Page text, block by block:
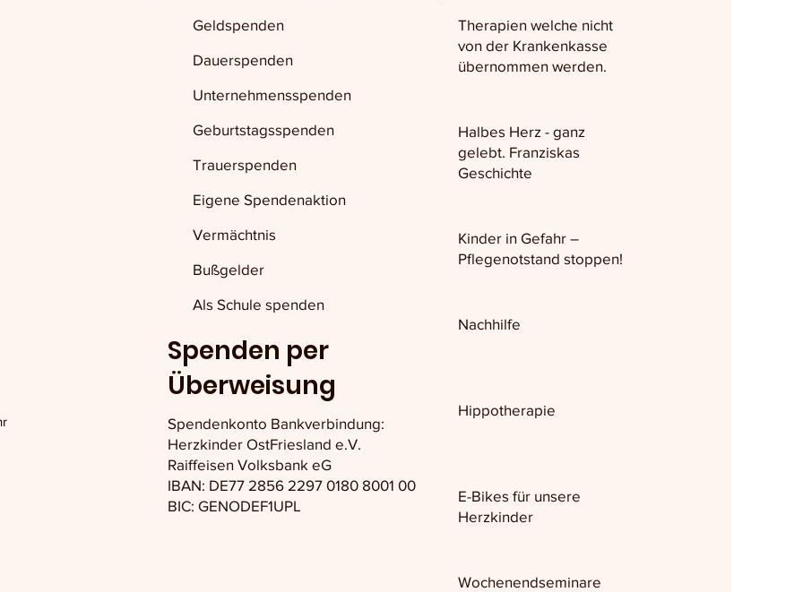
Geldspenden
Dauerspenden
Unternehmensspenden
Geburtstagsspenden
Trauerspenden
Eigene Spendenaktion
Vermächtnis
Bußgelder
Als Schule spenden
Spenden per
Überweisung
Spendenkonto Bankverbindung:
Herzkinder OstFriesland e.V.
Raiffeisen Volksbank eG
IBAN: DE77 2856 2297 0180 8001 00
BIC: GENODEF1UPL
Therapien welche nicht
von der Krankenkasse
übernommen werden.
Halbes Herz - ganz
gelebt. Franziskas
Geschichte
Kinder in Gefahr –
Pflegenotstand stoppen!
Nachhilfe
Hippotherapie
E-Bikes für unsere
Herzkinder
Wochenendseminare